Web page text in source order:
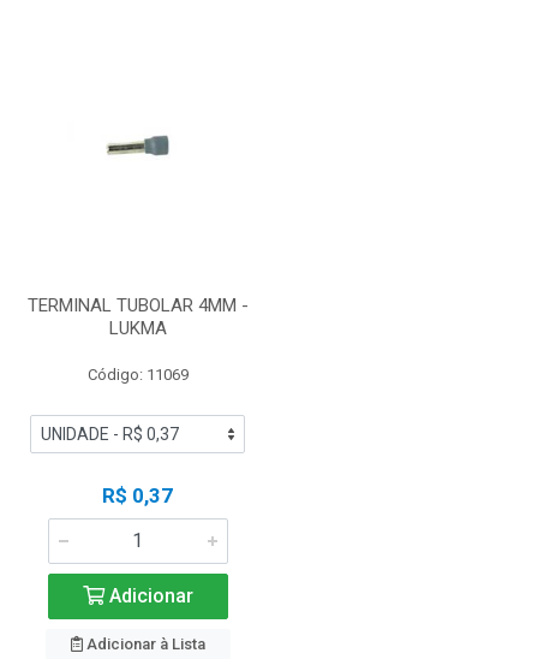
TERMINAL TUBOLAR 4MM -
LUKMA
Código: 11069
R$ 0,37
Adicionar
Adicionar à Lista